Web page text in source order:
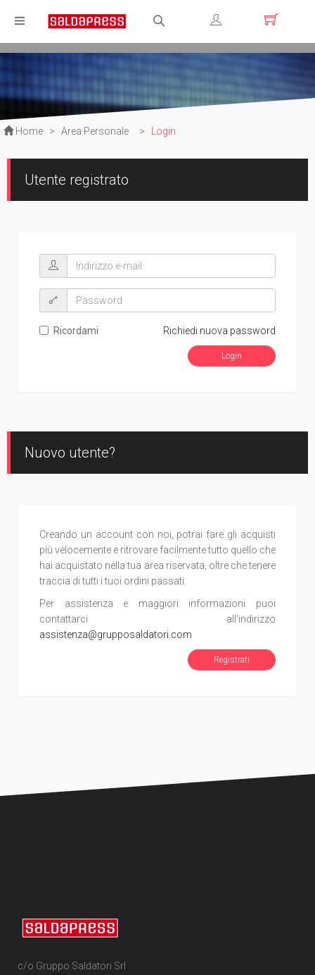
Registrati
Home > Area Personale > Login
Utente registrato
Richiedi nuova password
Ricordami
Nuovo utente?
Creando un account con noi, potrai fare gli acquisti
più velocemente e ritrovare facilmente tutto quello che
hai acquistato nella tua area riservata, oltre che tenere
traccia di tutti i tuoi ordini passati.
Per assistenza e maggiori informazioni puoi
contattarci all'indirizzo
assistenza@grupposaldatori.com
Registrati
c/o Gruppo Saldatori Srl